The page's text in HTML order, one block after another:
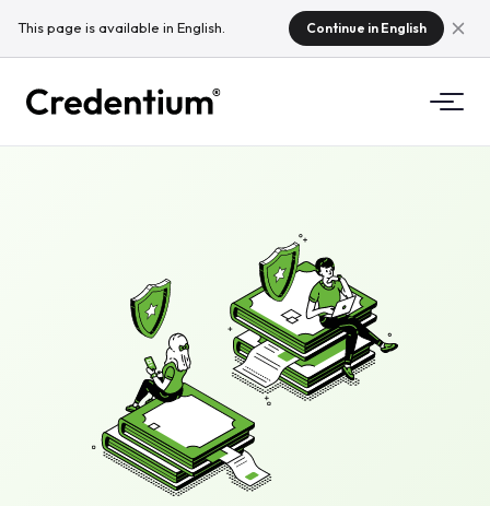
This page is available in English. Continue in English
Proč Credentium
O CloudTeam
Pro školicí firmy
Pro eventové společnosti
Mikrocertifikáty
Regulace
Standardy a integrace